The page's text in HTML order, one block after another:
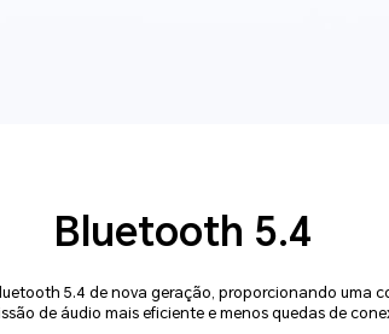
Bluetooth 5.4
5.4 de nova geração, proporcionando uma
de áudio mais eficiente e menos quedas de